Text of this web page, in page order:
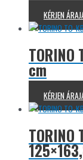
KÉRJEN
cm
KÉRJEN